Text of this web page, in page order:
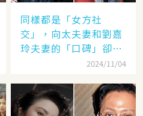
同樣都是「女方社
交」，向太夫妻和劉嘉
玲夫妻的「口碑」卻差
太遠：聽她們對「另一
2024/11/04